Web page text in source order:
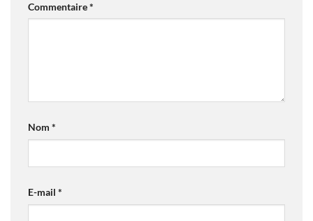
Commentaire*
Nom *
E-mail *